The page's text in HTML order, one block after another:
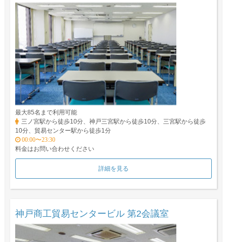
最大85名まで利用可能
三ノ宮駅から徒歩10分、神戸三宮駅から徒歩10分、三宮駅から徒歩
10分、貿易センター駅から徒歩1分
00:00〜23:30
料金はお問い合わせください
詳細を見る
神戸商工貿易センタービル 第2会議室